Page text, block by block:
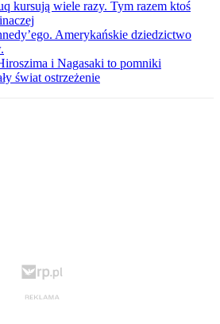
kursują wiele razy. Tym razem ktoś
Amerykańskie dziedzictwo
i Nagasaki to pomniki
świat ostrzeżenie